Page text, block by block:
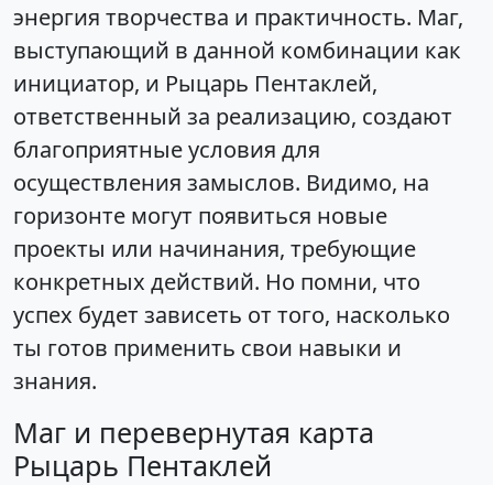
энергия творчества и практичность. Маг,
выступающий в данной комбинации как
инициатор, и Рыцарь Пентаклей,
ответственный за реализацию, создают
благоприятные условия для
осуществления замыслов. Видимо, на
горизонте могут появиться новые
проекты или начинания, требующие
конкретных действий. Но помни, что
успех будет зависеть от того, насколько
ты готов применить свои навыки и
знания.
Маг и перевернутая карта
Рыцарь Пентаклей